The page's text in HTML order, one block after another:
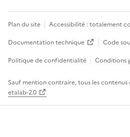
Plan du site Accessibilité : totalement
Documentation technique
Code
Politique de confidentialité
Conditions
Sauf mention contraire, tous les contenus
etalab-2.0